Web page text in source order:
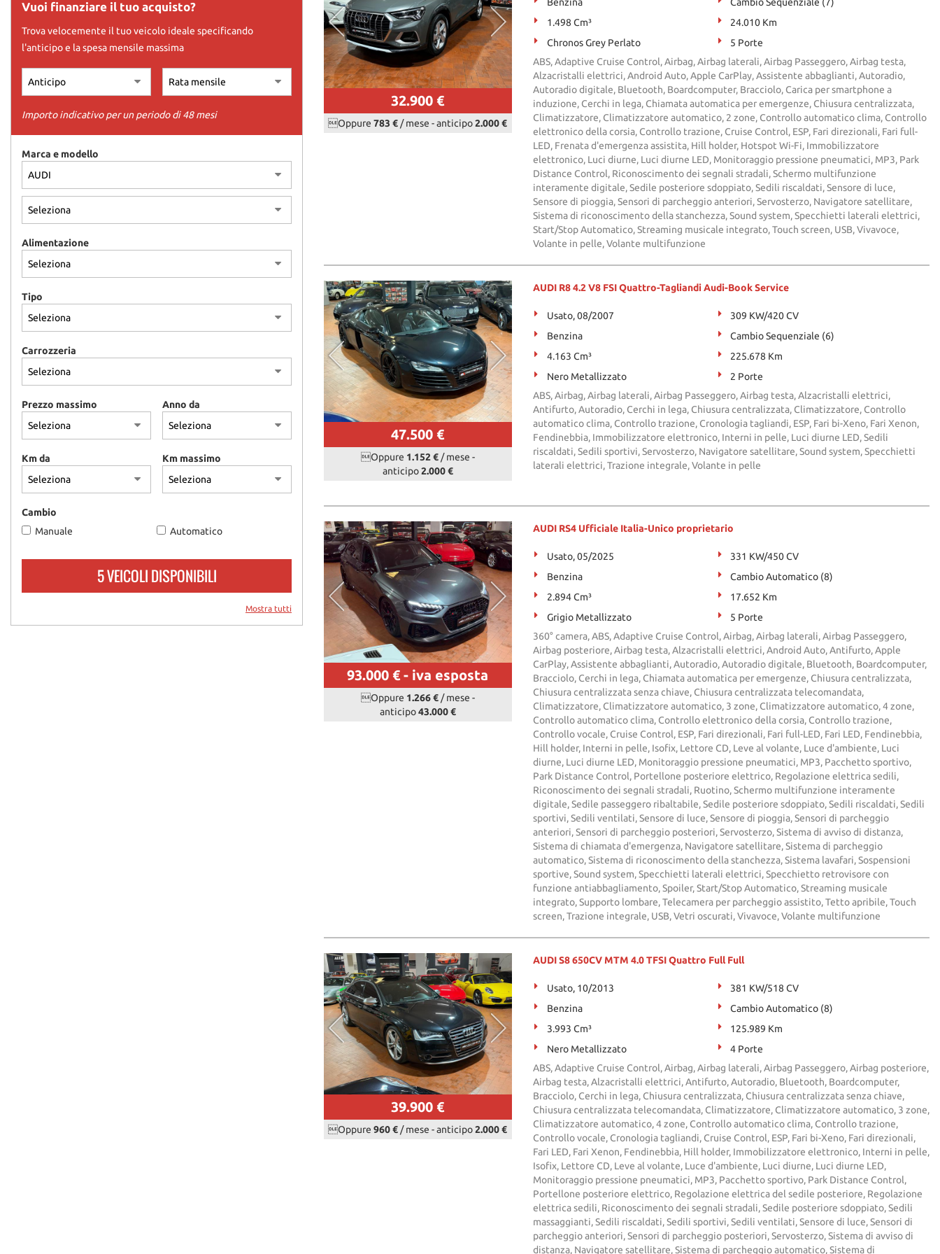
Vuoi finanziare il tuo acquisto?
Trova velocemente il tuo veicolo ideale specificando
l'anticipo e la spesa mensile massima
Importo indicativo per un periodo di 48 mesi
Marca e modello
Alimentazione
Tipo
Carrozzeria
Prezzo massimo Anno da
Km da Km massimo
Cambio
Manuale
Automatico
5 VEICOLI DISPONIBILI
Mostra tutti
32.900 €
Oppure783 € / mese -anticipo2.000 €
1.498 Cm³
24.010 Km
Chronos Grey Perlato
5 Porte
ABS, Adaptive Cruise Control, Airbag, Airbag laterali, Airbag Passeggero, Airbag testa,
Alzacristalli elettrici, Android Auto, Apple CarPlay, Assistente abbaglianti, Autoradio,
Autoradio digitale, Bluetooth, Boardcomputer, Bracciolo, Carica per smartphone a
induzione, Cerchi in lega, Chiamata automatica per emergenze, Chiusura centralizzata,
Climatizzatore, Climatizzatore automatico, 2 zone, Controllo automatico clima, Controllo
elettronico della corsia, Controllo trazione, Cruise Control, ESP, Fari direzionali, Fari full-
LED, Frenata d'emergenza assistita, Hill holder, Hotspot Wi-Fi, Immobilizzatore
elettronico, Luci diurne, Luci diurne LED, Monitoraggio pressione pneumatici, MP3, Park
Distance Control, Riconoscimento dei segnali stradali, Schermo multifunzione
interamente digitale, Sedile posteriore sdoppiato, Sedili riscaldati, Sensore di luce,
Sensore di pioggia, Sensori di parcheggio anteriori, Servosterzo, Navigatore satellitare,
Sistema di riconoscimento della stanchezza, Sound system, Specchietti laterali elettrici,
Start/Stop Automatico, Streaming musicale integrato, Touch screen, USB, Vivavoce,
Volante in pelle, Volante multifunzione
47.500 €
Oppure 1.152 €/ mese -
anticipo2.000 €
AUDI R8 4.2 V8 FSI Quattro-Tagliandi Audi-Book Service
Usato, 08/2007
309 KW/420 CV
Benzina
Cambio Sequenziale (6)
4.163 Cm³
225.678 Km
Nero Metallizzato
2 Porte
ABS, Airbag, Airbag laterali, Airbag Passeggero, Airbag testa, Alzacristalli elettrici,
Antifurto, Autoradio, Cerchi in lega, Chiusura centralizzata, Climatizzatore, Controllo
automatico clima, Controllo trazione, Cronologia tagliandi, ESP, Fari bi-Xeno, Fari Xenon,
Fendinebbia, Immobilizzatore elettronico, Interni in pelle, Luci diurne LED, Sedili
riscaldati, Sedili sportivi, Servosterzo, Navigatore satellitare, Sound system, Specchietti
laterali elettrici, Trazione integrale, Volante in pelle
93.000 € - iva esposta
Oppure 1.266 €/ mese -
anticipo43.000 €
AUDI RS4 Ufficiale Italia-Unico proprietario
Usato, 05/2025
331 KW/450 CV
Benzina
Cambio Automatico (8)
2.894 Cm³
17.652 Km
Grigio Metallizzato
5 Porte
360° camera, ABS, Adaptive Cruise Control, Airbag, Airbag laterali, Airbag Passeggero,
Airbag posteriore, Airbag testa, Alzacristalli elettrici, Android Auto, Antifurto, Apple
CarPlay, Assistente abbaglianti, Autoradio, Autoradio digitale, Bluetooth, Boardcomputer,
Bracciolo, Cerchi in lega, Chiamata automatica per emergenze, Chiusura centralizzata,
Chiusura centralizzata senza chiave, Chiusura centralizzata telecomandata,
Climatizzatore, Climatizzatore automatico, 3 zone, Climatizzatore automatico, 4 zone,
Controllo automatico clima, Controllo elettronico della corsia, Controllo trazione,
Controllo vocale, Cruise Control, ESP, Fari direzionali, Fari full-LED, Fari LED, Fendinebbia,
Hill holder, Interni in pelle, Isofix, Lettore CD, Leve al volante, Luce d'ambiente, Luci
diurne, Luci diurne LED, Monitoraggio pressione pneumatici, MP3, Pacchetto sportivo,
Park Distance Control, Portellone posteriore elettrico, Regolazione elettrica sedili,
Riconoscimento dei segnali stradali, Ruotino, Schermo multifunzione interamente
digitale, Sedile passeggero ribaltabile, Sedile posteriore sdoppiato, Sedili riscaldati, Sedili
sportivi, Sedili ventilati, Sensore di luce, Sensore di pioggia, Sensori di parcheggio
anteriori, Sensori di parcheggio posteriori, Servosterzo, Sistema di avviso di distanza,
Sistema di chiamata d'emergenza, Navigatore satellitare, Sistema di parcheggio
automatico, Sistema di riconoscimento della stanchezza, Sistema lavafari, Sospensioni
sportive, Sound system, Specchietti laterali elettrici, Specchietto retrovisore con
funzione antiabbagliamento, Spoiler, Start/Stop Automatico, Streaming musicale
integrato, Supporto lombare, Telecamera per parcheggio assistito, Tetto apribile, Touch
screen, Trazione integrale, USB, Vetri oscurati, Vivavoce, Volante multifunzione
39.900 €
Oppure960 € / mese -anticipo2.000 €
AUDI S8 650CV MTM 4.0 TFSI Quattro Full Full
Usato, 10/2013
381 KW/518 CV
Benzina
Cambio Automatico (8)
3.993 Cm³
125.989 Km
Nero Metallizzato
4 Porte
ABS, Adaptive Cruise Control, Airbag, Airbag laterali, Airbag Passeggero, Airbag posteriore,
Airbag testa, Alzacristalli elettrici, Antifurto, Autoradio, Bluetooth, Boardcomputer,
Bracciolo, Cerchi in lega, Chiusura centralizzata, Chiusura centralizzata senza chiave,
Chiusura centralizzata telecomandata, Climatizzatore, Climatizzatore automatico, 3 zone,
Climatizzatore automatico, 4 zone, Controllo automatico clima, Controllo trazione,
Controllo vocale, Cronologia tagliandi, Cruise Control, ESP, Fari bi-Xeno, Fari direzionali,
Fari LED, Fari Xenon, Fendinebbia, Hill holder, Immobilizzatore elettronico, Interni in pelle,
Isofix, Lettore CD, Leve al volante, Luce d'ambiente, Luci diurne, Luci diurne LED,
Monitoraggio pressione pneumatici, MP3, Pacchetto sportivo, Park Distance Control,
Portellone posteriore elettrico, Regolazione elettrica del sedile posteriore, Regolazione
elettrica sedili, Riconoscimento dei segnali stradali, Sedile posteriore sdoppiato, Sedili
massaggianti, Sedili riscaldati, Sedili sportivi, Sedili ventilati, Sensore di luce, Sensori di
parcheggio anteriori, Sensori di parcheggio posteriori, Servosterzo, Sistema di avviso di
distanza, Navigatore satellitare, Sistema di parcheggio automatico, Sistema di
tracciamento
adottiamo
per
funzionalità
svolgere
di
seguito
descritte.
ottenere
informazioni
funzionamento
di
tracciamento
si
alla
cookie
policy.
Puoi
rivedere
modificare
le
scelte